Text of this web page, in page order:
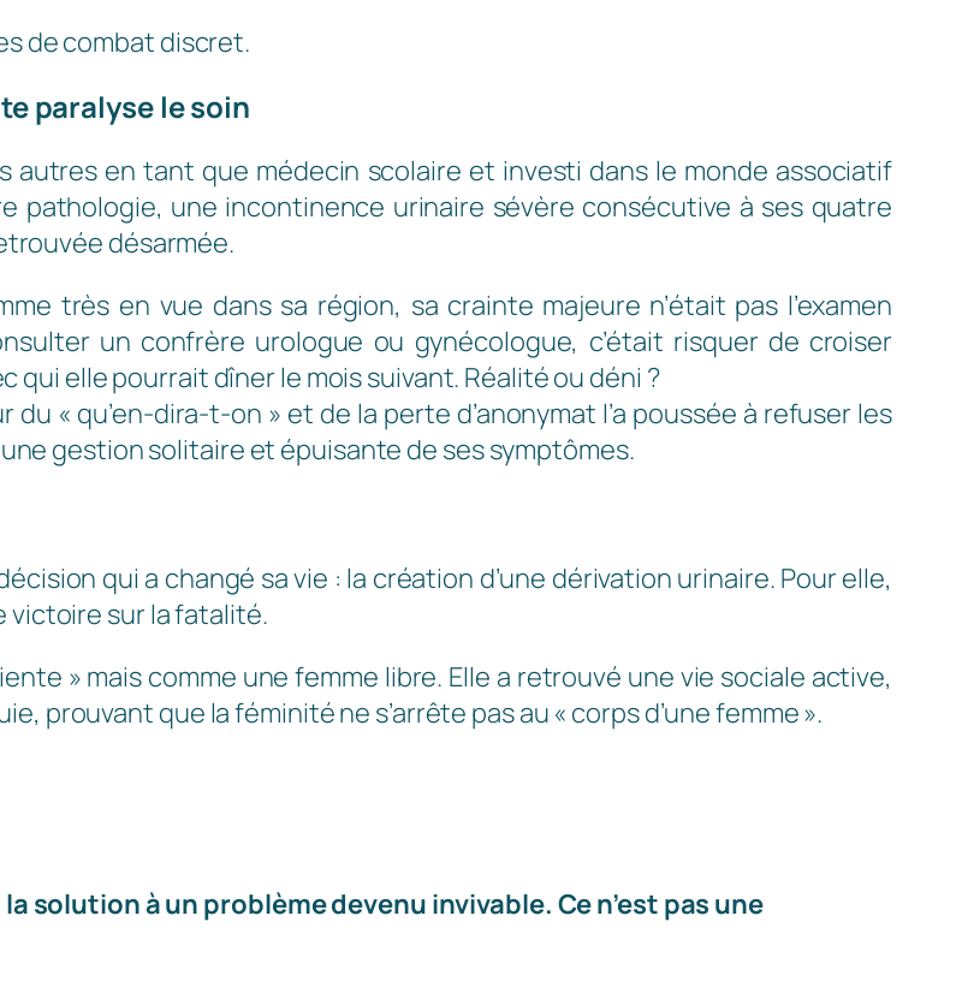
de combat discret.
paralyse le soin
autres en tant que médecin scolaire et investi dans le monde associatif
pathologie, une incontinence urinaire sévère consécutive à ses quatre
désarmée.
très en vue dans sa région, sa crainte majeure n’était pas l’examen
un confrère urologue ou gynécologue, c’était risquer de croiser
qui elle pourrait dîner le mois suivant. Réalité ou déni ?
du « qu’en-dira-t-on » et de la perte d’anonymat l’a poussée à refuser les
gestion solitaire et épuisante de ses symptômes.
qui a changé sa vie : la création d’une dérivation urinaire. Pour elle,
victoire sur la fatalité.
» mais comme une femme libre. Elle a retrouvé une vie sociale active,
prouvant que la féminité ne s’arrête pas au « corps d’une femme ».
la solution à un problème devenu invivable. Ce n’est pas une